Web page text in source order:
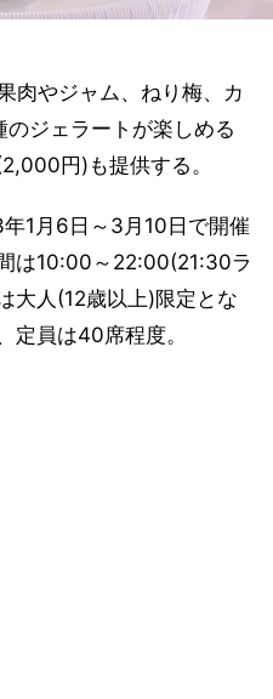
肉やジャム、ねり梅、カ
ジェラートが楽しめる
円)も提供する。
1月6日～3月10日で開催
は10:00～22:00(21:30ラ
大人(12歳以上)限定とな
定員は40席程度。